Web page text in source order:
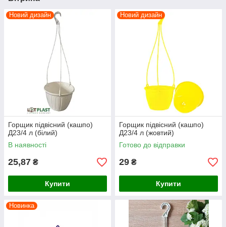
Новий дизайн
Горщик підвісний (кашпо)
Д23/4 л (білий)
В наявності
25,87 ₴
Купити
Новий дизайн
Горщик підвісний (кашпо)
Д23/4 л (жовтий)
Готово до відправки
29 ₴
Купити
Новинка